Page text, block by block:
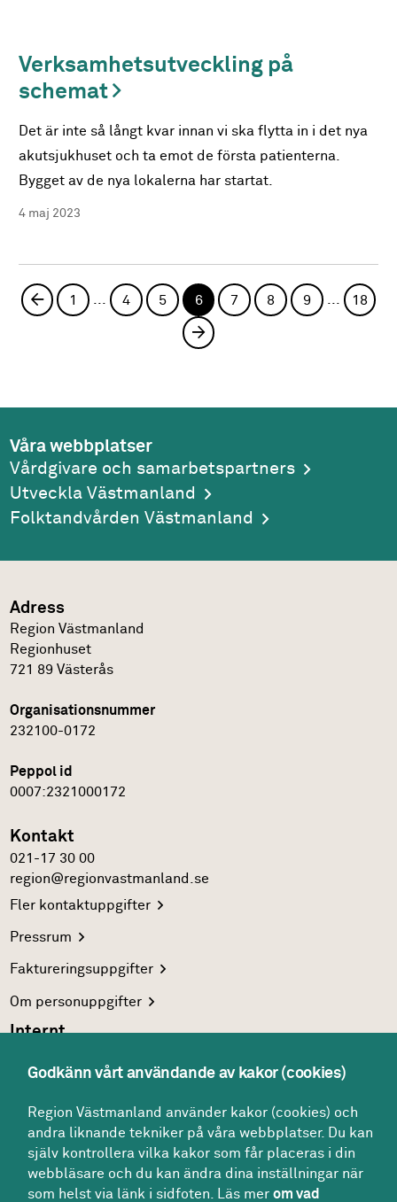
Verksamhetsutveckling på
schemat
Det är inte så långt kvar innan vi ska flytta in i det nya
akutsjukhuset och ta emot de första patienterna.
Bygget av de nya lokalerna har startat.
4 maj 2023
Föregående sida
1 ... 4 5 6 7 8 9 ... 18
Nästa sida
Våra webbplatser
Vårdgivare och samarbetspartners
Utveckla Västmanland
Folktandvården Västmanland
Adress
Region Västmanland
Regionhuset
721 89 Västerås
Organisationsnummer
232100-0172
Peppol id
0007:2321000172
Kontakt
021-17 30 00
region@regionvastmanland.se
Flerkontaktuppgifter
Pressrum
Faktureringsuppgifter
Om personuppgifter
Internt
Internasystem
Följ oss
Facebook
Godkänn vårt användande av kakor (cookies)
Region Västmanland använder kakor (cookies) och
andra liknande tekniker på våra webbplatser. Du kan
själv kontrollera vilka kakor som får placeras i din
webbläsare och du kan ändra dina inställningar när
som helst via länk i sidfoten. Läs merom vad